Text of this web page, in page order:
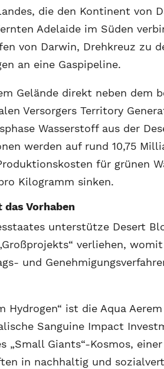
die den Kontinent von
Adelaide im Süden
von Darwin, Drehkreuz zu
an eine Gaspipeline.
Gelände direkt neben dem
Versorgers Territory
Wasserstoff aus der
werden auf rund 10,75
für grünen
Kilogramm sinken.
Vorhaben
unterstütze Desert
verliehen,
und
Hydrogen“ ist die Aqua
Sanguine Impact
„Small Giants“-Kosmos,
in nachhaltig und